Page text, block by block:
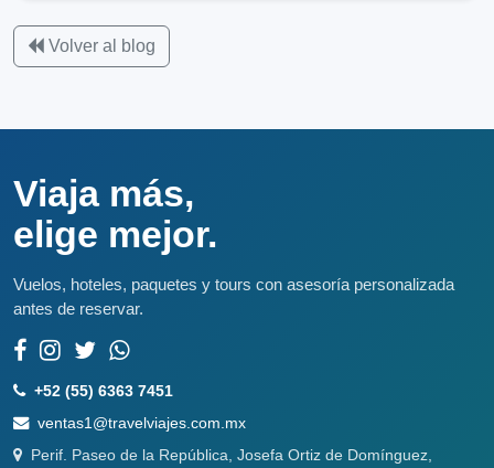
Volver al blog
Viaja más,
elige mejor.
Vuelos, hoteles, paquetes y tours con asesoría personalizada
antes de reservar.
+52 (55) 6363 7451
ventas1@travelviajes.com.mx
Perif. Paseo de la República, Josefa Ortiz de Domínguez,